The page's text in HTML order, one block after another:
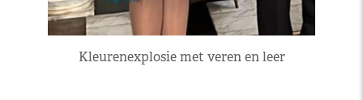
Kleurenexplosie met veren en leer